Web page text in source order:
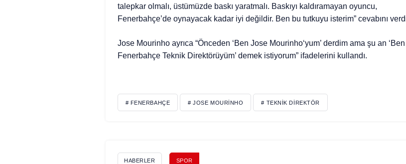
talepkar olmalı, üstümüzde baskı yaratmalı. Baskıyı kaldıramayan oyuncu,
Fenerbahçe’de oynayacak kadar iyi değildir. Ben bu tutkuyu isterim” cevabını
Jose Mourinho ayrıca “Önceden ‘Ben Jose Mourinho‘yum’ derdim ama şu an ‘Ben
Fenerbahçe Teknik Direktörüyüm’ demek istiyorum” ifadelerini kullandı.
# FENERBAHÇE # JOSE MOURINHO # TEKNIK DIREKTÖR
HABERLER SPOR